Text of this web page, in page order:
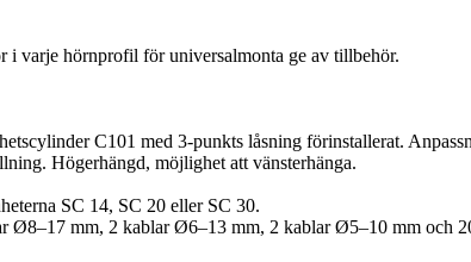
i varje hörnprofil för universalmonta ge av tillbehör.
C101 med 3-punkts låsning förinstallerat.
Högerhängd, möjlighet att vänsterhänga.
SC 14, SC 20 eller SC 30.
Ø8–17 mm, 2 kablar Ø6–13 mm, 2 kablar Ø5–10 mm och